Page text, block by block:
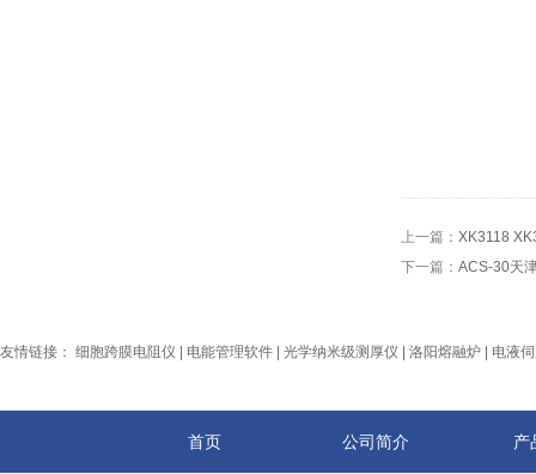
上一篇： XK3118
下一篇： ACS-30天
友情链接： 细胞跨膜电阻仪 电能管理软件 光学纳米级测厚仪 洛阳熔融炉 电液
首页 公司简介 产